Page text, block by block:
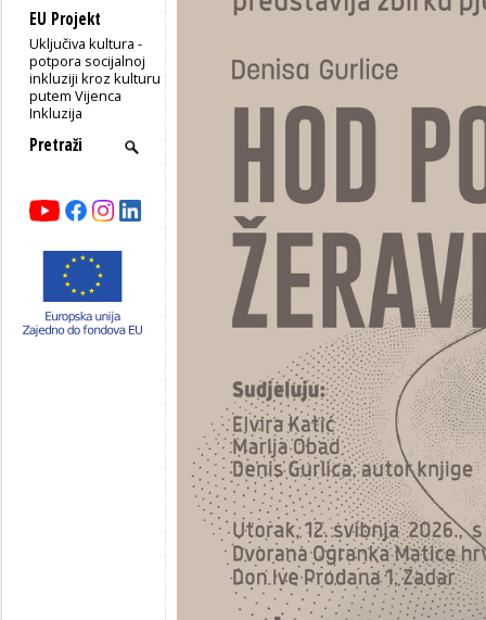
EU Projekt
Uključiva kultura -
potpora socijalnoj
inkluziji kroz kulturu
putem Vijenca
Inkluzija